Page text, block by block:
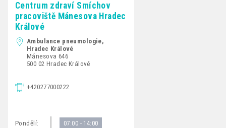
Centrum zdraví Smíchov
pracoviště Mánesova Hradec
Králové
Ambulance pneumologie,
Hradec Králové
Mánesova 646
500 02 Hradec Králové
+420277000222
Pondělí: 07:00 - 14:00